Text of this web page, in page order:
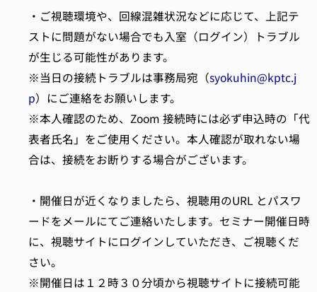
・ご視聴環境や、回線混雑状況などに応じて、上記テ
ストに問題がない場合でも入室（ログイン）トラブル
が生じる可能性があります。
※当日の接続トラブルは事務局宛（syokuhin@kptc.j
p）にご連絡をお願いします。
※本人確認のため、Zoom 接続時には必ず申込時の「代
表者氏名」をご使用ください。本人確認が取れない場
合は、接続をお断りする場合がございます。
・開催日が近くなりましたら、視聴用のURL とパスワ
ードをメールにてご連絡いたします。セミナー開催日時
に、視聴サイトにログインしていただき、ご視聴くだ
さい。
※開催日は１２時３０分頃から視聴サイトに接続可能